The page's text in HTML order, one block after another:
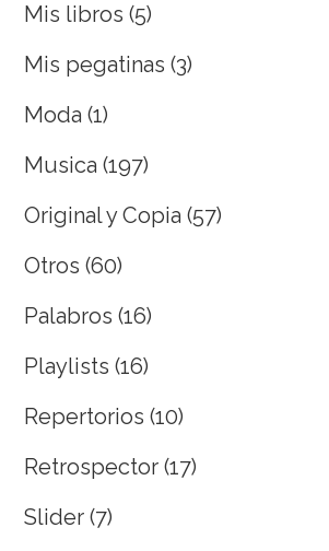
Mis libros (5)
Mis pegatinas (3)
Moda (1)
Musica (197)
Original y Copia (57)
Otros (60)
Palabros (16)
Playlists (16)
Repertorios (10)
Retrospector (17)
Slider (7)